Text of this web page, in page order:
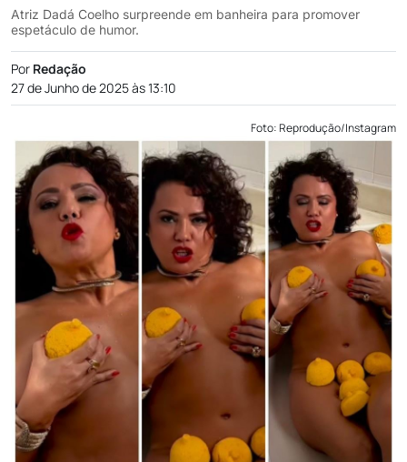
Atriz Dadá Coelho surpreende em banheira para promover
espetáculo de humor.
Por Redação
27 de Junho de 2025 às 13:10
Foto: Reprodução/Instagram